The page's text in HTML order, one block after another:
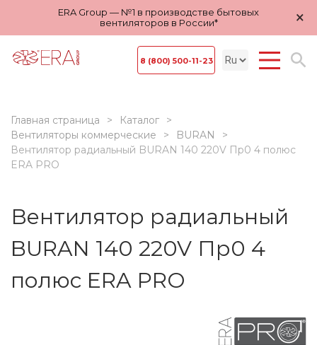
ERA Group — №1 в производстве бытовых
вентиляторов в России*
×
8 (800) 500-11-23
Главная страница
Каталог
Вентиляторы коммерческие
BURAN
Вентилятор радиальный BURAN 140 220V Пр0 4 полюс
ERA PRO
Вентилятор радиальный
BURAN 140 220V Пр0 4
полюс ERA PRO